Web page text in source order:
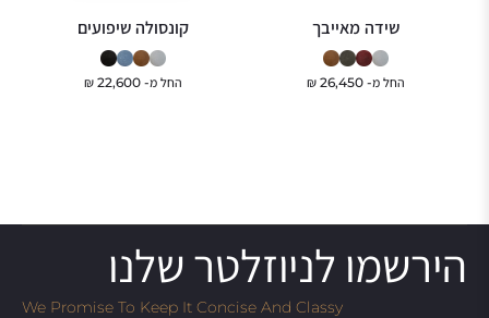
שידה מאייבך
החל מ- 26,450
₪
קונסולה שיפועים
החל מ- 22,600
₪
הירשמו לניוזלטר שלנו
We Promise To Keep It Concise And Classy